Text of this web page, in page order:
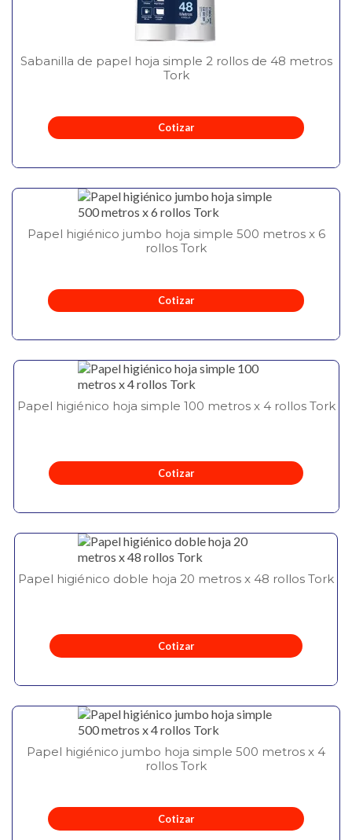
Sabanilla de papel hoja simple 2 rollos de 48 metros
Tork
Cotizar
Papel higiénico jumbo hoja simple 500 metros x 6
rollos Tork
Cotizar
Papel higiénico hoja simple 100 metros x 4 rollos Tork
Cotizar
Papel higiénico doble hoja 20 metros x 48 rollos Tork
Cotizar
Papel higiénico jumbo hoja simple 500 metros x 4
rollos Tork
Cotizar